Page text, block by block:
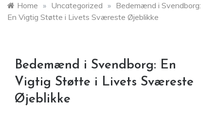
Home » Uncategorized » Bedemænd i Svendborg:
En Vigtig Støtte i Livets Sværeste Øjeblikke
Bedemænd i Svendborg: En
Vigtig Støtte i Livets Sværeste
Øjeblikke